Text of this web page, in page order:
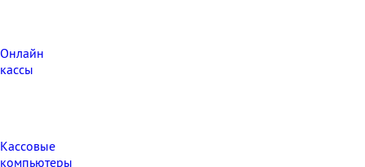
Онлайн
кассы
Кассовые
компьютеры